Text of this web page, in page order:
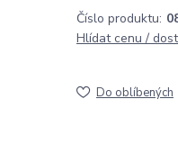
Číslo produktu:
Hlídat cenu /
Do oblíbených